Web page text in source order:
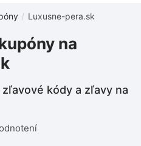
Luxusne-pera.sk
na
kódy a zľavy na